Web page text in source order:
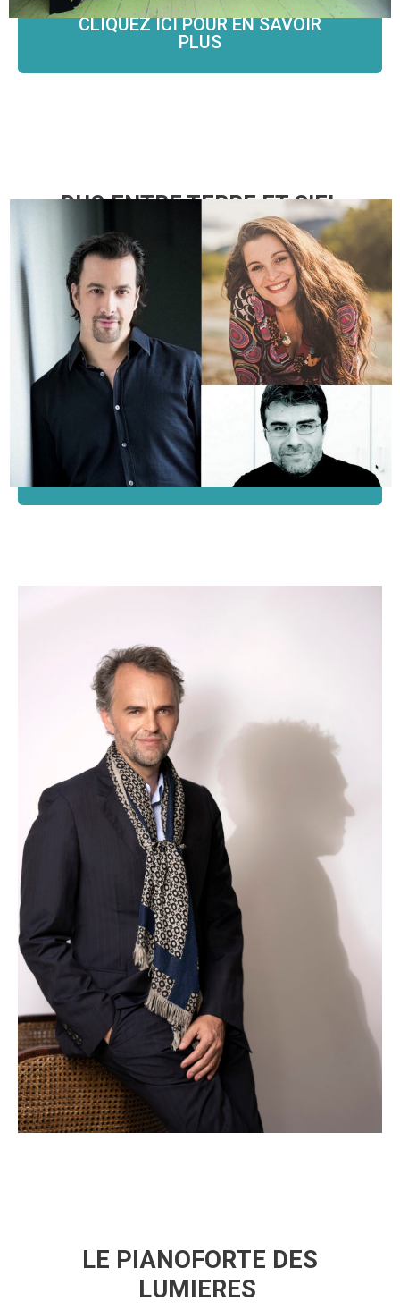
CLIQUEZ ICI POUR EN SAVOIR
PLUS
DUO ENTRE TERRE ET CIEL
Oriane Pons, soprano, Pierre-Antoine
Chaumien, ténor
et Andrea Boniforti, orgue
Eglise Sainte-Croix
Samedi 15 mai 13h
CLIQUEZ ICI POUR EN SAVOIR
PLUS
LE PIANOFORTE DES
LUMIERES